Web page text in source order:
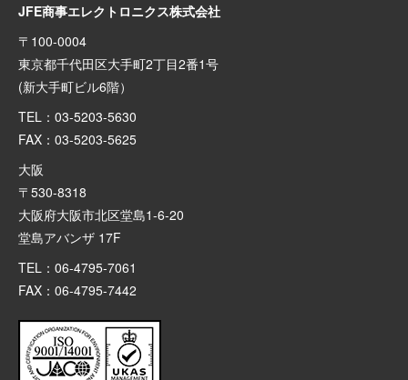
JFE商事エレクトロニクス株式会社
〒100-0004
東京都千代田区大手町2丁目2番1号
(新大手町ビル6階）
TEL：03-5203-5630
FAX：03-5203-5625
大阪
〒530-8318
大阪府大阪市北区堂島1-6-20
堂島アバンザ 17F
TEL：06-4795-7061
FAX：06-4795-7442